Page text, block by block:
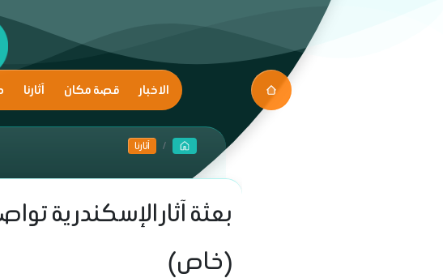
الاخبار قصة مكان آثارنا
آثارنا
بعثة آثار الإسكندرية
(خاص)